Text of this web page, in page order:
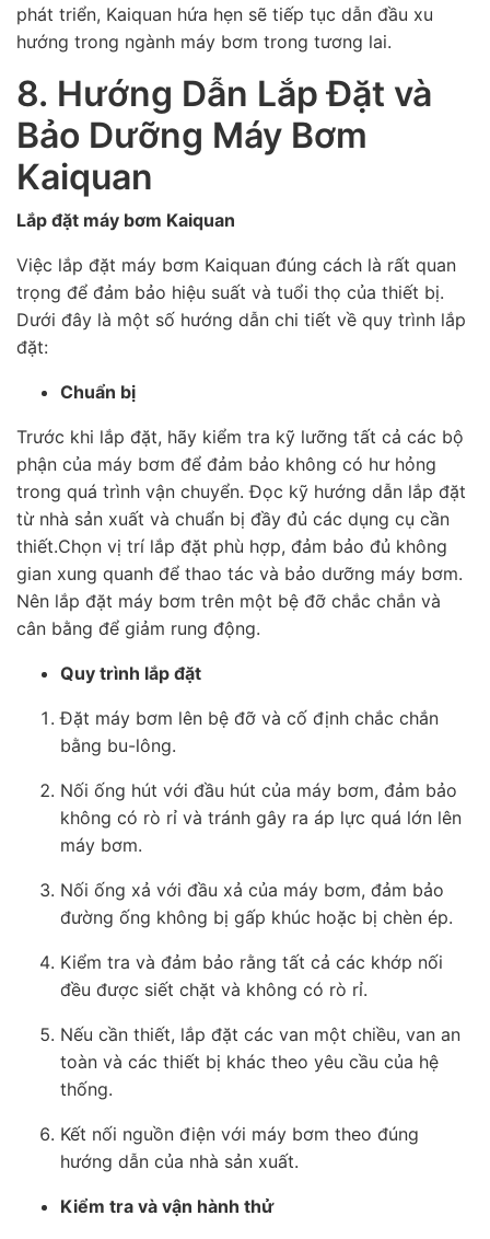
phát triển, Kaiquan hứa hẹn sẽ tiếp tục dẫn đầu xu
hướng trong ngành máy bơm trong tương lai.
8. Hướng Dẫn Lắp Đặt và
Bảo Dưỡng Máy Bơm
Kaiquan
Lắp đặt máy bơm Kaiquan
Việc lắp đặt máy bơm Kaiquan đúng cách là rất quan
trọng để đảm bảo hiệu suất và tuổi thọ của thiết bị.
Dưới đây là một số hướng dẫn chi tiết về quy trình lắp
đặt:
Chuẩn bị
Trước khi lắp đặt, hãy kiểm tra kỹ lưỡng tất cả các bộ
phận của máy bơm để đảm bảo không có hư hỏng
trong quá trình vận chuyển. Đọc kỹ hướng dẫn lắp đặt
từ nhà sản xuất và chuẩn bị đầy đủ các dụng cụ cần
thiết.Chọn vị trí lắp đặt phù hợp, đảm bảo đủ không
gian xung quanh để thao tác và bảo dưỡng máy bơm.
Nên lắp đặt máy bơm trên một bệ đỡ chắc chắn và
cân bằng để giảm rung động.
Quy trình lắp đặt
Đặt máy bơm lên bệ đỡ và cố định chắc chắn
bằng bu-lông.
Nối ống hút với đầu hút của máy bơm, đảm bảo
không có rò rỉ và tránh gây ra áp lực quá lớn lên
máy bơm.
Nối ống xả với đầu xả của máy bơm, đảm bảo
đường ống không bị gấp khúc hoặc bị chèn ép.
Kiểm tra và đảm bảo rằng tất cả các khớp nối
đều được siết chặt và không có rò rỉ.
Nếu cần thiết, lắp đặt các van một chiều, van an
toàn và các thiết bị khác theo yêu cầu của hệ
thống.
Kết nối nguồn điện với máy bơm theo đúng
hướng dẫn của nhà sản xuất.
Kiểm tra và vận hành thử